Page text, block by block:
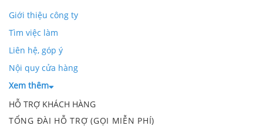
Giới thiệu công ty
Tìm việc làm
Liên hệ, góp ý
Nội quy cửa hàng
Xem thêm
HỖ TRỢ KHÁCH HÀNG
TỔNG ĐÀI HỖ TRỢ (GỌI MIỄN PHÍ)